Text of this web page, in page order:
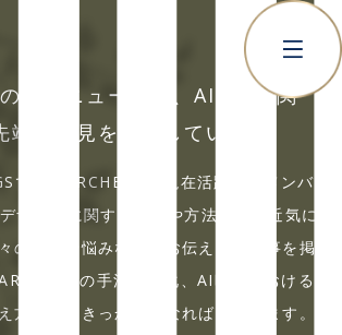
最新ニュースや、AI/UXに関
端の知見を発信しています
では、ARCHECOで現在活躍するメンバ
ザインに関する知見や方法論、最近気に
の業務や悩みなどをお伝えする記事を掲
の手法や文化、AI時代における
方を知るきっかけになればと思います。